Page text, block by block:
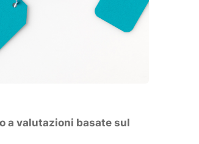
a valutazioni basate sul